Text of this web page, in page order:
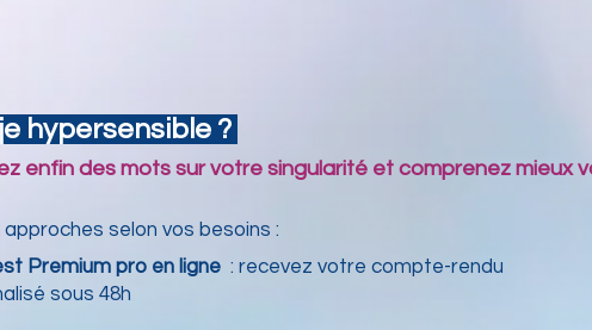
hypersensible ?
enfin des mots sur votre singularité et comprenez mieux
selon vos besoins :
Premium pro en ligne : recevez votre compte-rendu
sous 48h​